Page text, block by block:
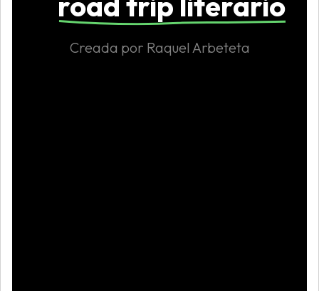
Creada por Raquel Arbeteta